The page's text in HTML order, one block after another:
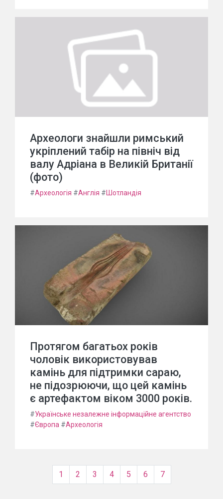
Археологи знайшли римський
укріплений табір на північ від
валу Адріана в Великій Британії
(фото)
#Археологія #Англія #Шотландія
Протягом багатьох років
чоловік використовував
камінь для підтримки сараю,
не підозрюючи, що цей камінь
є артефактом віком 3000 років.
#Українське незалежне інформаційне агентство
#Європа #Археологія
1 2 3 4 5 6 7